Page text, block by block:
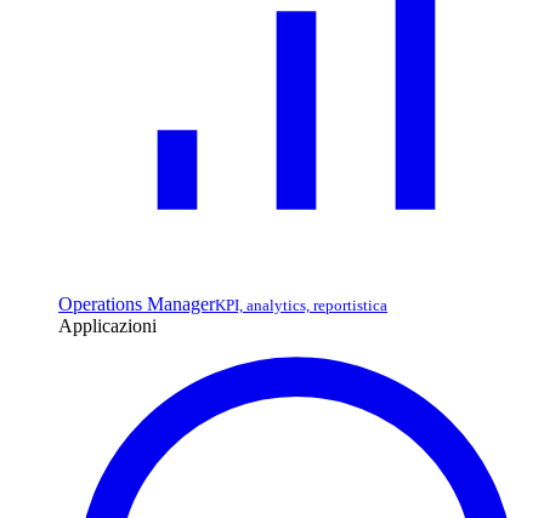
Operations ManagerKPI, analytics, reportistica
Applicazioni